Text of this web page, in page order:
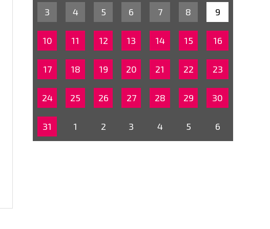
3 4 5 6 7 8 9
10 11 12 13 14 15 16
17 18 19 20 21 22 23
24 25 26 27 28 29 30
31 1 2 3 4 5 6